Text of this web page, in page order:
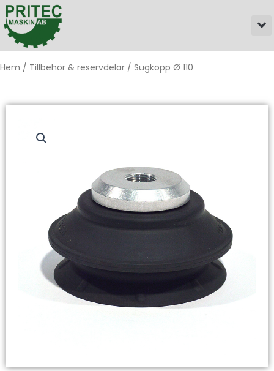
Hoppa
till
innehåll
Hem / Tillbehör & reservdelar / Sugkopp Ø 110